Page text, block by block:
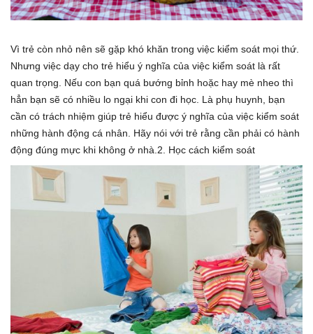
Vì trẻ còn nhỏ nên sẽ gặp khó khăn trong việc kiểm soát mọi thứ.
Nhưng việc dạy cho trẻ hiểu ý nghĩa của việc kiểm soát là rất
quan trọng. Nếu con bạn quá bướng bỉnh hoặc hay mè nheo thì
hẳn bạn sẽ có nhiều lo ngại khi con đi học. Là phụ huynh, bạn
cần có trách nhiệm giúp trẻ hiểu được ý nghĩa của việc kiểm soát
những hành động cá nhân. Hãy nói với trẻ rằng cần phải có hành
động đúng mực khi không ở nhà.2. Học cách kiểm soát